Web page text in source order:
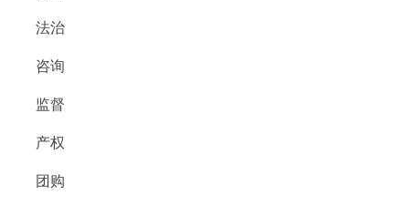
法治
咨询
监督
产权
团购